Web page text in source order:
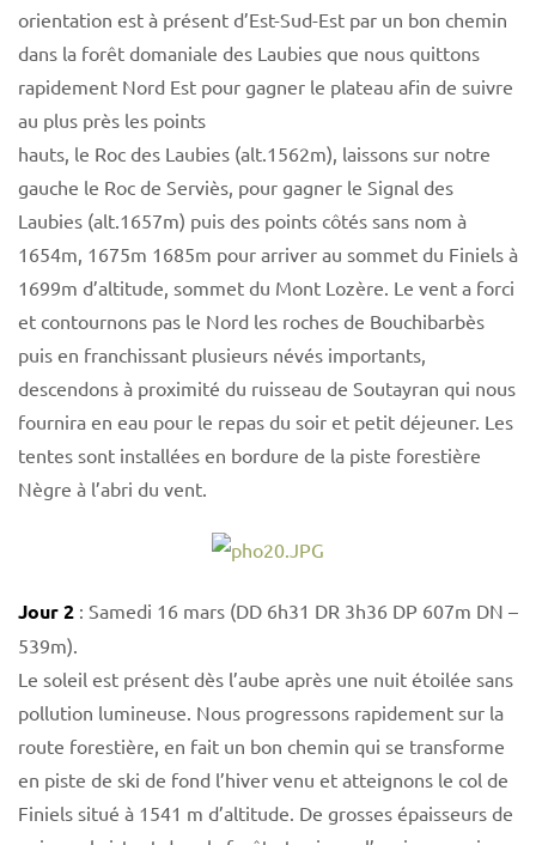
orientation est à présent d’Est-Sud-Est par un bon chemin
dans la forêt domaniale des Laubies que nous quittons
rapidement Nord Est pour gagner le plateau afin de suivre
au plus près les points
hauts, le Roc des Laubies (alt.1562m), laissons sur notre
gauche le Roc de Serviès, pour gagner le Signal des
Laubies (alt.1657m) puis des points côtés sans nom à
1654m, 1675m 1685m pour arriver au sommet du Finiels à
1699m d’altitude, sommet du Mont Lozère. Le vent a forci
et contournons pas le Nord les roches de Bouchibarbès
puis en franchissant plusieurs névés importants,
descendons à proximité du ruisseau de Soutayran qui nous
fournira en eau pour le repas du soir et petit déjeuner. Les
tentes sont installées en bordure de la piste forestière
Nègre à l’abri du vent.
Jour 2 : Samedi 16 mars (DD 6h31 DR 3h36 DP 607m DN –
539m).
Le soleil est présent dès l’aube après une nuit étoilée sans
pollution lumineuse. Nous progressons rapidement sur la
route forestière, en fait un bon chemin qui se transforme
en piste de ski de fond l’hiver venu et atteignons le col de
Finiels situé à 1541 m d’altitude. De grosses épaisseurs de